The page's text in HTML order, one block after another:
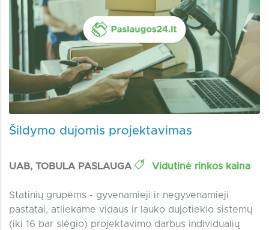
Šildymo dujomis projektavimas
UAB, TOBULA PASLAUGA Vidutinė rinkos kaina
Statinių grupėms - gyvenamieji ir negyvenamieji
pastatai, atliekame vidaus ir lauko dujotiekio sistemų
(iki 16 bar slėgio) projektavimo darbus individualių